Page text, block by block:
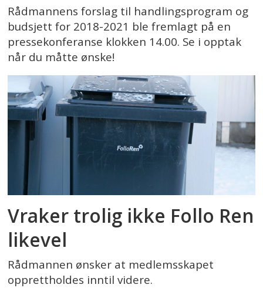
Rådmannens forslag til handlingsprogram og
budsjett for 2018-2021 ble fremlagt på en
pressekonferanse klokken 14.00. Se i opptak
når du måtte ønske!
Vraker trolig ikke Follo Ren
likevel
Rådmannen ønsker at medlemsskapet
opprettholdes inntil videre.